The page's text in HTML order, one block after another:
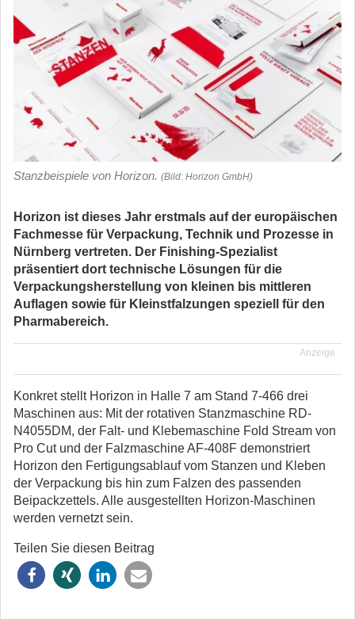
Stanzbeispiele von Horizon. (Bild: Horizon GmbH)
Horizon ist dieses Jahr erstmals auf der europäischen
Fachmesse für Verpackung, Technik und Prozesse in
Nürnberg vertreten. Der Finishing-Spezialist
präsentiert dort technische Lösungen für die
Verpackungsherstellung von kleinen bis mittleren
Auflagen sowie für Kleinstfalzungen speziell für den
Pharmabereich.
Anzeige
Konkret stellt Horizon in Halle 7 am Stand 7-466 drei
Maschinen aus: Mit der rotativen Stanzmaschine RD-
N4055DM, der Falt- und Klebemaschine Fold Stream von
Pro Cut und der Falzmaschine AF-408F demonstriert
Horizon den Fertigungsablauf vom Stanzen und Kleben
der Verpackung bis hin zum Falzen des passenden
Beipackzettels. Alle ausgestellten Horizon-Maschinen
werden vernetzt sein.
Teilen Sie diesen Beitrag